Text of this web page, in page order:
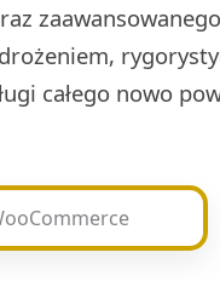
całego nowo